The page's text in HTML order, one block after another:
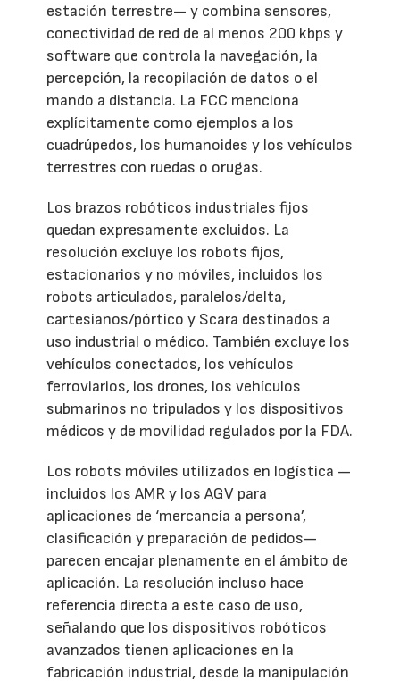
estación terrestre— y combina sensores,
conectividad de red de al menos 200 kbps y
software que controla la navegación, la
percepción, la recopilación de datos o el
mando a distancia. La FCC menciona
explícitamente como ejemplos a los
cuadrúpedos, los humanoides y los vehículos
terrestres con ruedas o orugas.
Los brazos robóticos industriales fijos
quedan expresamente excluidos. La
resolución excluye los robots fijos,
estacionarios y no móviles, incluidos los
robots articulados, paralelos/delta,
cartesianos/pórtico y Scara destinados a
uso industrial o médico. También excluye los
vehículos conectados, los vehículos
ferroviarios, los drones, los vehículos
submarinos no tripulados y los dispositivos
médicos y de movilidad regulados por la FDA.
Los robots móviles utilizados en logística —
incluidos los AMR y los AGV para
aplicaciones de ‘mercancía a persona’,
clasificación y preparación de pedidos—
parecen encajar plenamente en el ámbito de
aplicación. La resolución incluso hace
referencia directa a este caso de uso,
señalando que los dispositivos robóticos
avanzados tienen aplicaciones en la
fabricación industrial, desde la manipulación